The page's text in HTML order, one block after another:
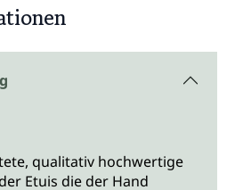
qualitativ hochwertige
Etuis die der Hand